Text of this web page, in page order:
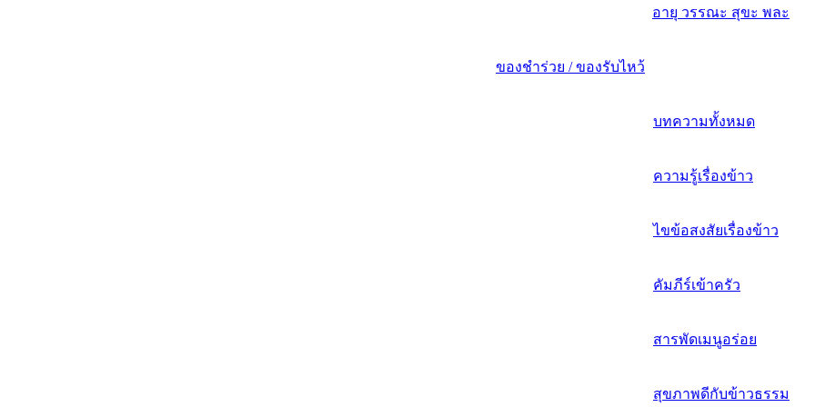
อายุ วรรณะ สุขะ พละ
ของชำร่วย / ของรับไหว้
บทความทั้งหมด
ความรู้เรื่องข้าว
ไขข้อสงสัยเรื่องข้าว
คัมภีร์เข้าครัว
สารพัดเมนูอร่อย
สุขภาพดีกับข้าวธรรม